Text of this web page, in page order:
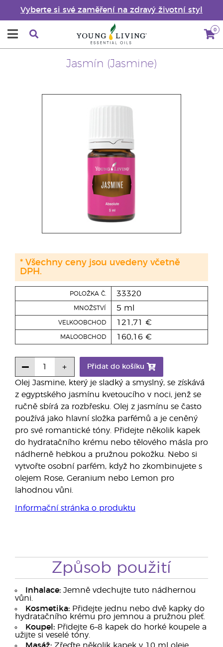
Vyberte si své zaměření na zdravý životní styl
0
Jasmín (Jasmine)
Olej Jasmine, který je sladký a smyslný, se získává
z egyptského jasmínu kvetoucího v noci, jenž se
ručně sbírá za rozbřesku. Olej z jasmínu se často
používá jako hlavní složka parfémů a je ceněný
pro své romantické tóny. Přidejte několik kapek
do hydratačního krému nebo tělového másla pro
nádherně hebkou a pružnou pokožku. Nebo si
vytvořte osobní parfém, když ho zkombinujete s
olejem Rose, Geranium nebo Lemon pro
lahodnou vůni.
Informační stránka o produktu
POLOŽKA Č. 33320
MNOŽSTVÍ 5 ml
VELKOOBCHOD 121,71 €
MALOOBCHOD 160,16 €
Přidat do košíku
* Všechny ceny jsou uvedeny včetně
DPH.
Způsob použití
Inhalace: Jemně vdechujte tuto nádhernou
vůni.
Kosmetika: Přidejte jednu nebo dvě kapky do
hydratačního krému pro jemnou a pružnou pleť.
Koupel: Přidejte 6–8 kapek do horké koupele a
užijte si veselé tóny.